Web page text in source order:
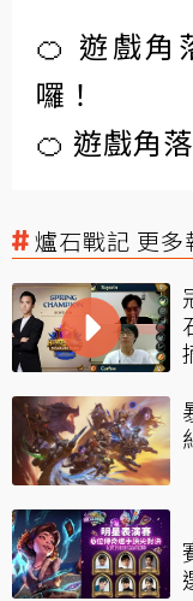
🍊 遊戲角
囉！
🍊 遊戲角
爐石戰記 更多